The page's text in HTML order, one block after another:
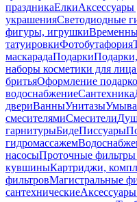
праздникаЕлкиАксессуары
украшенияСветодиодные
фигуры, игрушки
татуировкиФотобутафория
маскарадаПодарки
наборы косметики для лица
бритьяОформление
водоснабжениеСантехника
двериВанныУнитазы
смесителямиСмесители
гарнитурыБидеПиссуары
гидромассажем
насосыПроточные
кувшиныКартриджи,
фильтровМагистральные
сантехнические